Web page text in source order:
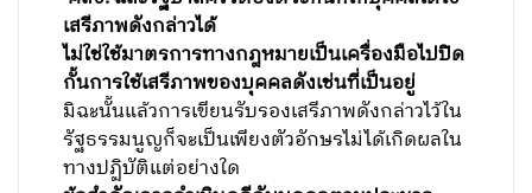
เสรีภาพดังกล่าวได้
ไม่ใช่ใช้มาตรการทางกฎหมายเป็นเครื่องมือไปปิด
กั้นการใช้เสรีภาพของบุคคลดังเช่นที่เป็นอยู่
มิฉะนั้นแล้วการเขียนรับรองเสรีภาพดังกล่าวไว้ใน
รัฐธรรมนูญก็จะเป็นเพียงตัวอักษรไม่ได้เกิดผลใน
ทางปฏิบัติแต่อย่างใด